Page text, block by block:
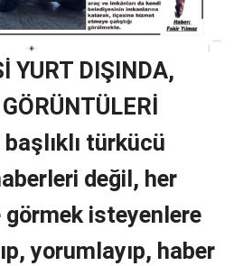
YURT DIŞINDA,
başlıklı türkücü
değil, her
isteyenlere
yorumlayıp, haber